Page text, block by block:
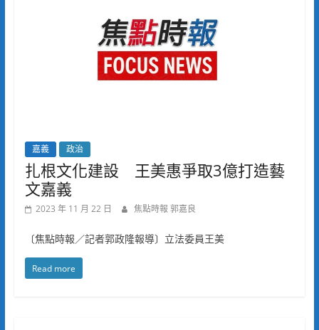
嘉義 政治
扎根文化建設 王美惠爭取3億打造藝
文嘉義
2023 年 11 月 22 日 焦點時報 郭嘉良
〔焦點時報／記者郭政隆報導〕立法委員王美
Read more